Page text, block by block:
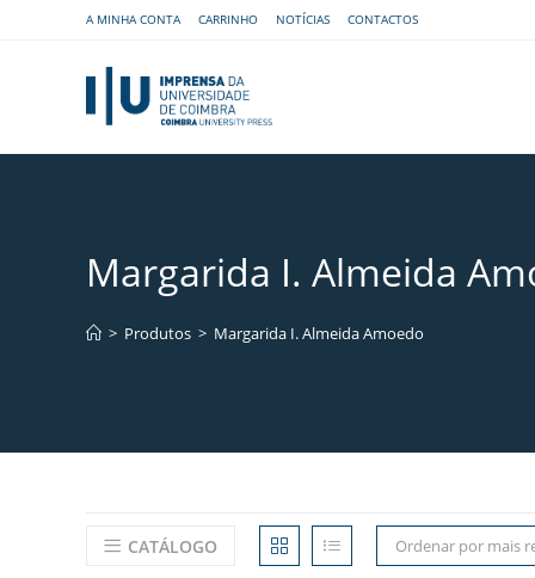
A MINHA CONTA CARRINHO NOTÍCIAS CONTACTOS
Margarida I. Almeida
> Produtos > Margarida I. Almeida Amoedo
CATÁLOGO Ordenar por mais